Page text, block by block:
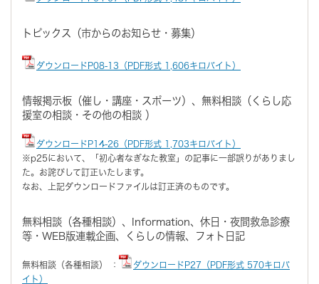
トピックス（市からのお知らせ・募集）
ダウンロードP08-13（PDF形式 1,606キロバイト）
情報掲示板（催し・講座・スポーツ）、無料相談（くらし応
援室の相談・その他の相談 ）
ダウンロードP14-26（PDF形式 1,703キロバイト）
※p25において、「初心者なぎなた教室」の記事に一部誤りがありまし
た。お詫びして訂正いたします。
なお、上記ダウンロードファイルは訂正済のものです。
無料相談（各種相談）、Information、休日・夜間救急診療
等・WEB版連載企画、くらしの情報、フォト日記
無料相談（各種相談） ：
ダウンロードP27（PDF形式 570キロバ
イト）